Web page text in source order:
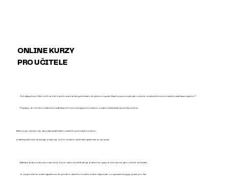
Co kdybychom Vám řekli, že klíč k překonání většiny překážek a k plnému využití Vašeho potenciálu jako učitele možná leží mimo tradiční vzdělávací systém?
Pravda je, že mnoho tradičních vzdělávacích metod a systémů nebere v úvahu individuální potřeby učitelů.
Nabízejí "jedno řešení pro všechny", které často nezohledňuje jedinečné výzvy, se kterými se jako učitelé setkáváte.
Je čas přestat se snažit zapadnout do předem daného modelu a začít objevovat, co opravdu funguje právě pro Vás.
Náš kurz je navržen tak, aby odpovídal Vašim osobním potřebám a cílům,
a nabízí praktické strategie a nástroje, které můžete okamžitě aplikovat ve své praxi.
ONLINE KURZY
PRO UČITELE